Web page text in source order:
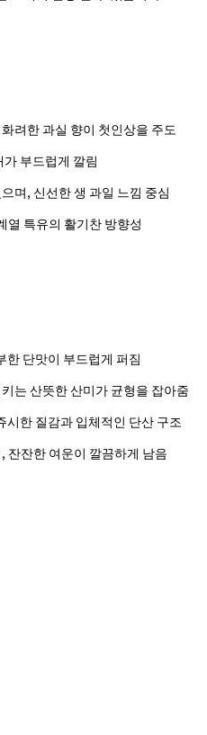
려한 과실 향이 첫인상을 주도
부드럽게 깔림
며, 신선한 생 과일 느낌 중심
열 특유의 활기찬 방향성
한 단맛이 부드럽게 퍼짐
는 산뜻한 산미가 균형을 잡아줌
시한 질감과 입체적인 단산 구조
잔잔한 여운이 깔끔하게 남음